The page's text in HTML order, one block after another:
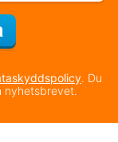
. Du
nyhetsbrevet.